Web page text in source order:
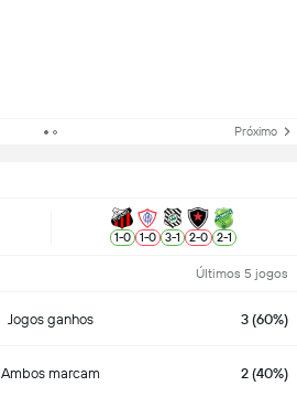
Próximo
1-0 1-0 3-1 2-0 2-1
Últimos 5 jogos
Jogos ganhos 3 (60%)
Ambos marcam 2 (40%)